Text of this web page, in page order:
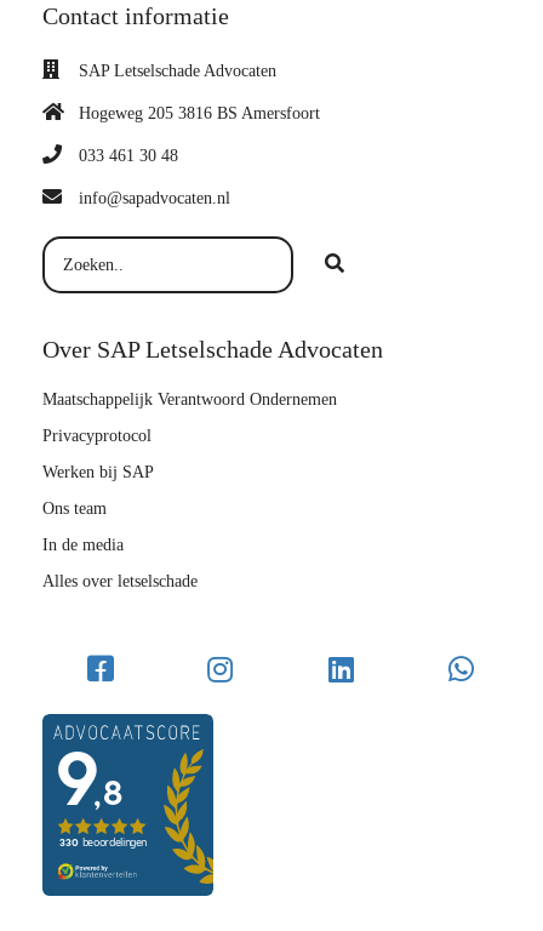
Contact informatie
SAP Letselschade Advocaten
Hogeweg 205 3816 BS Amersfoort
033 461 30 48
info@sapadvocaten.nl
Over SAP Letselschade Advocaten
Maatschappelijk Verantwoord Ondernemen
Privacyprotocol
Werken bij SAP
Ons team
In de media
Alles over letselschade